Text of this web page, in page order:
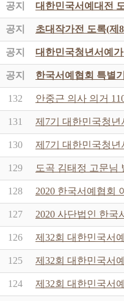
공지 대한민국서예대전
공지 초대작가전 도록(제
공지 대한민국청년서예
공지 한국서예협회 특별
132 안중근 의사 의거
131 제7기 대한민국청
130 제7기 대한민국청
129 도곡 김태정 고문님
128 2020 한국서예협회
127 2020 사단법인 한국
126 제32회 대한민국서
125 제32회 대한민국서
124 제32회 대한민국서